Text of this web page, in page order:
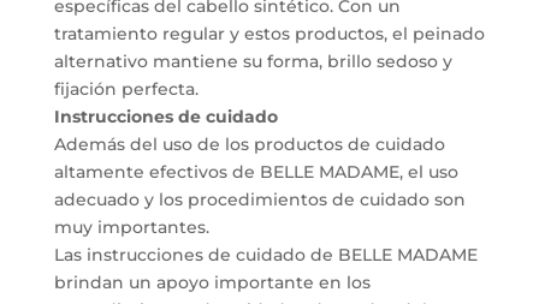
específicas del cabello sintético. Con un
tratamiento regular y estos productos, el peinado
alternativo mantiene su forma, brillo sedoso y
fijación perfecta.
Instrucciones de cuidado
Además del uso de los productos de cuidado
altamente efectivos de BELLE MADAME, el uso
adecuado y los procedimientos de cuidado son
muy importantes.
Las instrucciones de cuidado de BELLE MADAME
brindan un apoyo importante en los